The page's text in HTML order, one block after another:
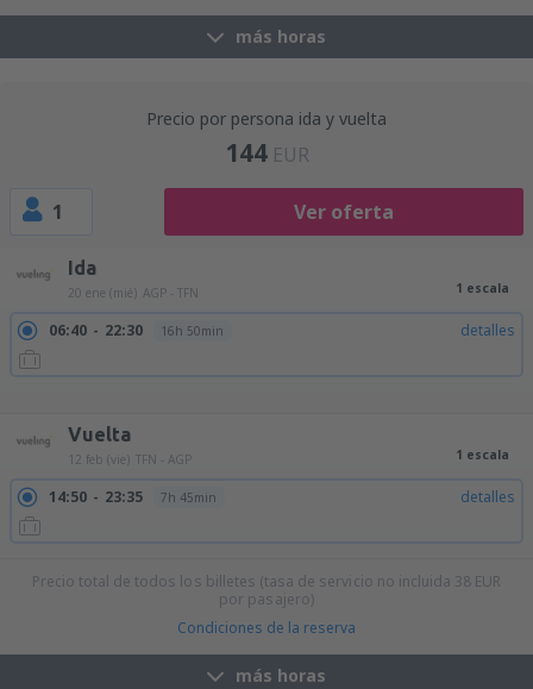
más horas
Precio por persona ida y vuelta
144 EUR
1 Ver oferta
Ida
20 ene (mié) AGP - TFN 1 escala
06:40 22:30 16h 50min detalles
Vuelta
12 feb (vie) TFN - AGP 1 escala
14:50 23:35 7h 45min detalles
Precio total de todos los billetes (tasa de servicio no incluida 38 EUR
por pasajero)
Condiciones de la reserva
más horas